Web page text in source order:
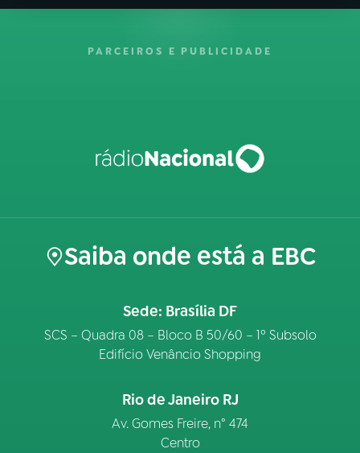
PARCEIROS E PUBLICIDADE
Saiba onde está a EBC
Sede: Brasília DF
SCS – Quadra 08 – Bloco B 50/60 – 1º Subsolo
Edifício Venâncio Shopping
Rio de Janeiro RJ
Av. Gomes Freire, n° 474
Centro